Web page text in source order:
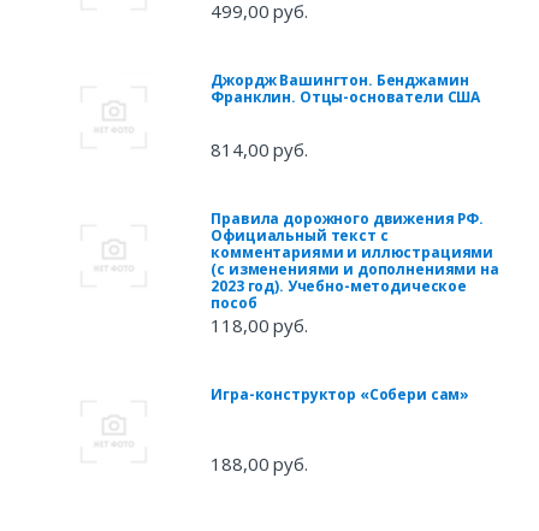
499,00 руб.
Джордж Вашингтон. Бенджамин
Франклин. Отцы-основатели США
814,00 руб.
Правила дорожного движения РФ.
Официальный текст с
комментариями и иллюстрациями
(с изменениями и дополнениями на
2023 год). Учебно-методическое
пособ
118,00 руб.
Игра-конструктор «Собери сам»
188,00 руб.